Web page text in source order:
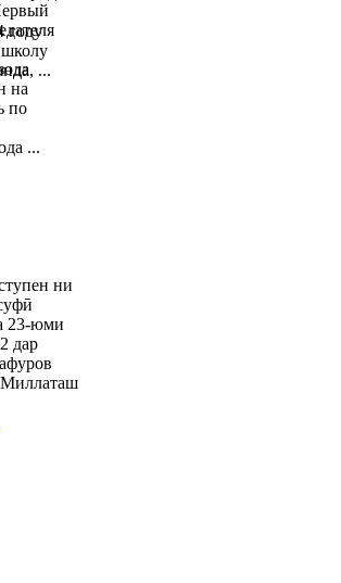
на
по
...
году
...
ни
23-юми
дар
Миллаташ